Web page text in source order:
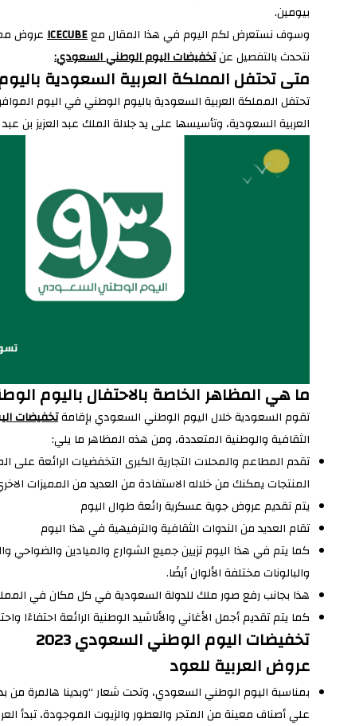
بيومين.
وسوف نستعرض لكم اليوم في هذا المقال معICECUBEعروض
نتحدث بالتفصيل عنتخفيضات اليوم الوطني السعودي:
متى تحتفل المملكة العربية السعودية
تحتفل المملكة العربية السعودية باليوم الوطني في اليوم
العربية السعودية، وتأسيسها على يد جلالة الملك عبد العزيز بن
ما هي المظاهر الخاصة بالاحتفال باليوم
تقوم السعودية خلال اليوم الوطني السعودي بإقامةتخفيضات
الثقافية والوطنية المتعددة، ومن هذه المظاهر ما يلي:
تقدم المطاعم والمحلات التجارية الكبرى التخفضيات الرائعة
المنتجات يمكنك من خلاله الاستفادة من العديد من المميزات
يتم تقديم عروض جوية عسكرية رائعة طوال اليوم
تقام العديد من الندوات الثقافية والترفيهية في هذا اليوم
كما يتم في هذا اليوم تزيين جميع الشوارع والميادين
والبالونات مختلفة الألوان أيضًا.
هذا بجانب رفع صور ملك للدولة السعودية في كل مكان في
كما يتم تقديم أجمل الأغاني والأناشيد الوطنية الرائعة احتفاءًا
تخفيضات اليوم الوطني السعودي 2023
عروض العربية للعود
بمناسبة اليوم الوطني السعودي، وتحت شعار “وبدينا هالمرة